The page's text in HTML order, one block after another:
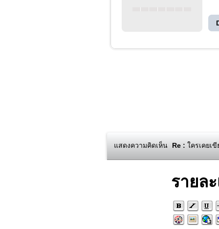
แสดงความคิดเห็น Re : ใครเคยเ
รายล